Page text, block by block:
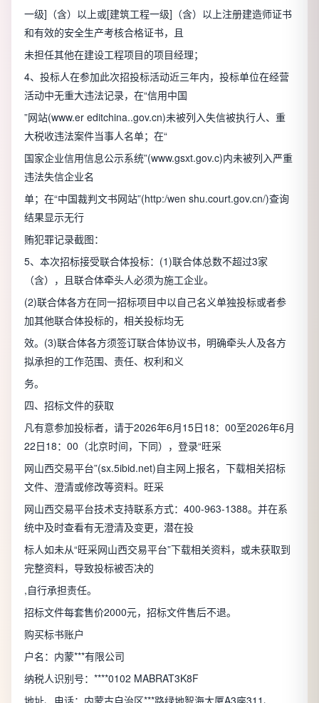
一级]（含）以上或[建筑工程一级]（含）以上注册建造师证书
和有效的安全生产考核合格证书，且
未担任其他在建设工程项目的项目经理；
4、投标人在参加此次招投标活动近三年内，投标单位在经营
活动中无重大违法记录，在“信用中国
”网站(www.er editchina..gov.cn)未被列入失信被执行人、重
大税收违法案件当事人名单；在“
国家企业信用信息公示系统”(www.gsxt.gov.c)内未被列入严重
违法失信企业名
单；在“中国裁判文书网站”(http:/wen shu.court.gov.cn/)查询
结果显示无行
贿犯罪记录截图：
5、本次招标接受联合体投标：(1)联合体总数不超过3家
（含），且联合体牵头人必须为施工企业。
(2)联合体各方在同一招标项目中以自己名义单独投标或者参
加其他联合体投标的，相关投标均无
效。(3)联合体各方须签订联合体协议书，明确牵头人及各方
拟承担的工作范围、责任、权利和义
务。
四、招标文件的获取
凡有意参加投标者，请于2026年6月15日18：00至2026年6月
22日18：00（北京时间，下同），登录“旺采
网山西交易平台”(sx.5ibid.net)自主网上报名，下载相关招标
文件、澄清或修改等资料。旺采
网山西交易平台技术支持联系方式：400-963-1388。并在系
统中及时查看有无澄清及变更，潜在投
标人如未从“旺采网山西交易平台”下载相关资料，或未获取到
完整资料，导致投标被否决的
,自行承担责任。
招标文件每套售价2000元，招标文件售后不退。
购买标书账户
户名：内蒙***有限公司
纳税人识别号：****0102 MABRAT3K8F